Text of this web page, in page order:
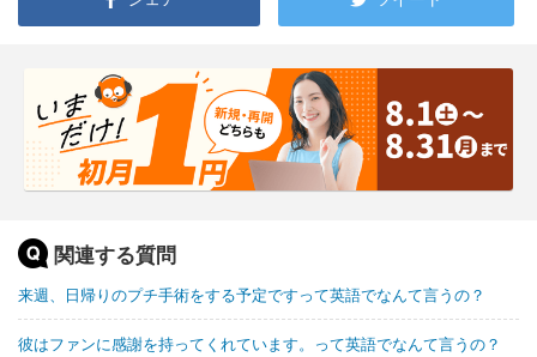
関連する質問
来週、日帰りのプチ手術をする予定ですって英語でなんて言うの？
彼はファンに感謝を持ってくれています。って英語でなんて言うの？